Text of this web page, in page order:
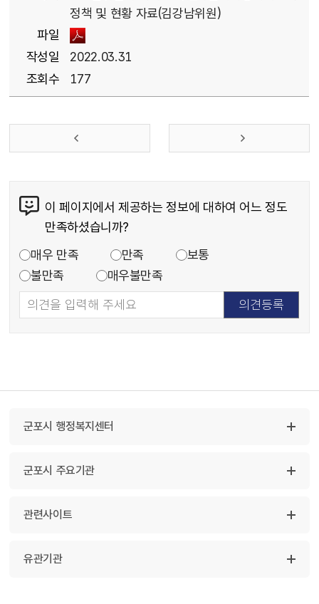
정책 및 현황 자료(김강남위원)
파일
작성일
2022.03.31
조회수
177
이 페이지에서 제공하는 정보에 대하여 어느 정도
만족하셨습니까?
매우 만족
만족
보통
불만족
매우불만족
군포시 행정복지센터
군포시 주요기관
관련사이트
유관기관